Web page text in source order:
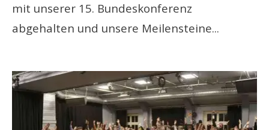
mit unserer 15. Bundeskonferenz
abgehalten und unsere Meilensteine...